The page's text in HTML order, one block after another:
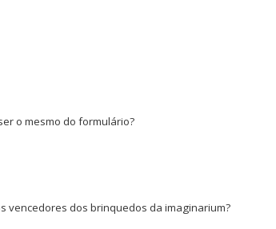
o mesmo do formulário?
vencedores dos brinquedos da imaginarium?